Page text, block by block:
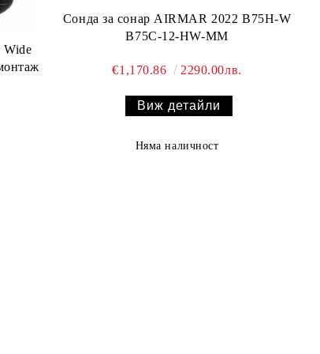
Wide
Сонда за сонар AIRMAR 2022 B75H-W
B75C-12-HW-MM
€1,170.86 2290.00лв.
Виж детайли
Няма наличност